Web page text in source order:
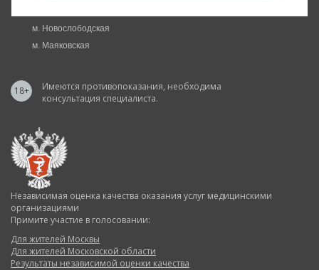
м. Новослободская
м. Маяковская
18+
Имеются противопоказания, необходима
консультация специалиста.
Независимая оценка качества оказания услуг медицинскими
организациями
Примите участие в голосовании:
Для жителей Москвы
Для жителей Московской области
Результаты независимой оценки качества